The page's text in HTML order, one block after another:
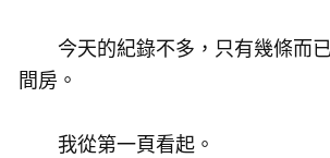
今天的紀錄不多，只有幾條而已
間房。
我從第一頁看起。